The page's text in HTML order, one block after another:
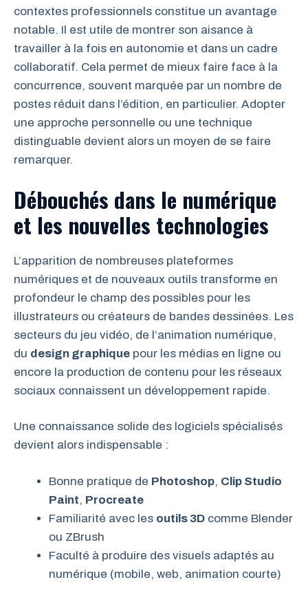
contextes professionnels constitue un avantage
notable. Il est utile de montrer son aisance à
travailler à la fois en autonomie et dans un cadre
collaboratif. Cela permet de mieux faire face à la
concurrence, souvent marquée par un nombre de
postes réduit dans l’édition, en particulier. Adopter
une approche personnelle ou une technique
distinguable devient alors un moyen de se faire
remarquer.
Débouchés dans le numérique
et les nouvelles technologies
L’apparition de nombreuses plateformes
numériques et de nouveaux outils transforme en
profondeur le champ des possibles pour les
illustrateurs ou créateurs de bandes dessinées. Les
secteurs du jeu vidéo, de l’animation numérique,
du design graphique pour les médias en ligne ou
encore la production de contenu pour les réseaux
sociaux connaissent un développement rapide.
Une connaissance solide des logiciels spécialisés
devient alors indispensable :
Bonne pratique de Photoshop, Clip Studio
Paint, Procreate
Familiarité avec les outils 3D comme Blender
ou ZBrush
Faculté à produire des visuels adaptés au
numérique (mobile, web, animation courte)